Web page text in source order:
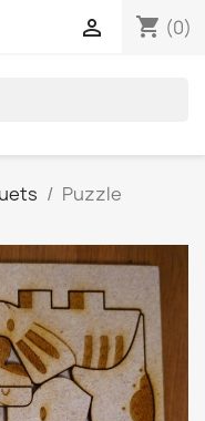
shopping_cart (0)

Puzzle